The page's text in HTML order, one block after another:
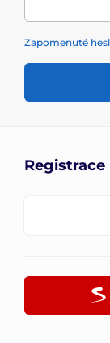
Zapomenuté
Registrace